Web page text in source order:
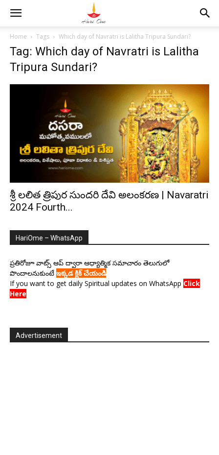
Home Tags Which day of Navratri is Lalitha Tripura Sundari?
Tag: Which day of Navratri is Lalitha
Tripura Sundari?
శ్రీ లలిత త్రిపుర సుందరి దేవి అలంకరణ | Navaratri
2024 Fourth...
HariOme – WhatsApp
ప్రతిరోజూ వాట్స్ ఆప్ ద్వారా ఆధ్యాత్మిక సమాచారం తెలుగులో
పొందాలనుకుంటే ఇక్కడ క్లిక్ చేయండి
If you want to get daily Spiritual updates on WhatsApp Click
Here
Advertisement